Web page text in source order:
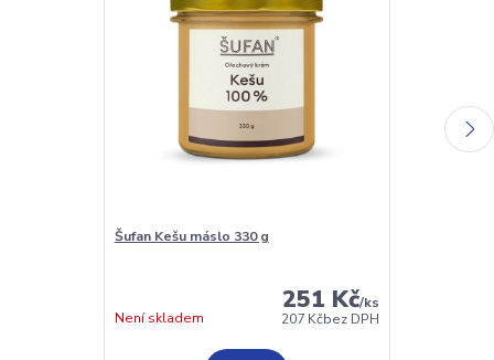
Šufan Kešu máslo 330 g
251 Kč/ks
207 Kčbez DPH
Není skladem